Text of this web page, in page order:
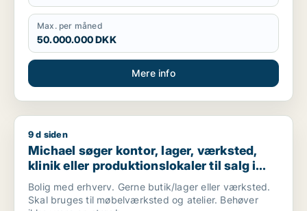
Max. per måned
50.000.000 DKK
Mere info
Michael søger kontor, lager, værksted, klinik eller
9 d siden
Michael søger kontor, lager, værksted,
klinik eller produktionslokaler til salg i
København, Kongens Lyngby eller
Gentofte m.fl.
Bolig med erhverv. Gerne butik/lager eller værksted.
Skal bruges til møbelværksted og atelier. Behøver